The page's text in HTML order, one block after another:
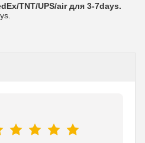
TNT/UPS/air для 3-7days.